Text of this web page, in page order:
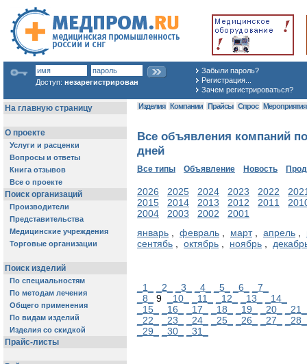
Доступ: незарегистрирован
Забыли пароль?
Регистрация...
Зачем регистрироваться?
Изделия Компании Прайсы Спрос Мероприятия
Все объявления компаний
дней
Все типы Объявление Новость
2026 2025 2024 2023 2022
2015
2014 2013 2012 2011
2004
2003 2002
2001
январь , февраль , март, апрель ,
сентябь , октябрь , ноябрь ,
_1_ _2_ _3_ _4_ _5_ _6_
_7_
_8_
9 _10_ _11_ _12_ _13_
_14_
_15_
_16_ _17_ _18_ _19_ _20_
_21_
_22_
_23_ _24_ _25_ _26_ _27_
_28_
_29_
_30_ _31_